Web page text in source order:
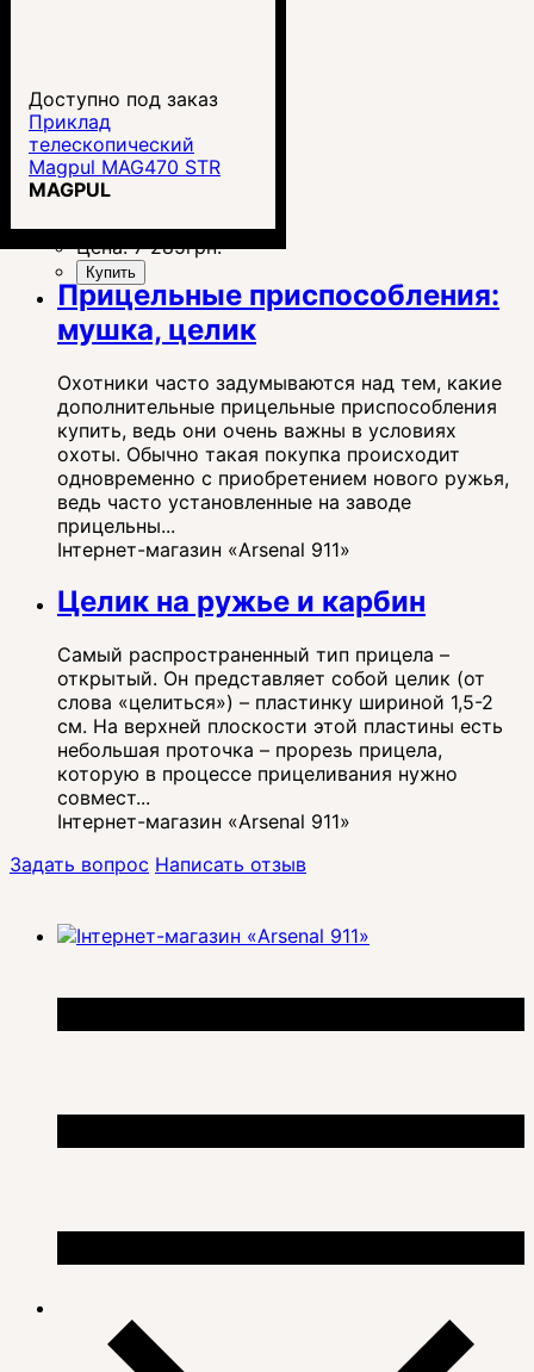
Доступно под заказ
Приклад
телескопический
Magpul MAG470 STR
Commercial
MAGPUL
Цена:7 285грн.
Купить
Прицельные приспособления:
мушка, целик
Охотники часто задумываются над тем, какие
дополнительные прицельные приспособления
купить, ведь они очень важны в условиях
охоты. Обычно такая покупка происходит
одновременно с приобретением нового ружья,
ведь часто установленные на заводе
прицельны...
Інтернет-магазин «Arsenal 911»
Целик на ружье и карбин
Самый распространенный тип прицела –
открытый. Он представляет собой целик (от
слова «целиться») – пластинку шириной 1,5-2
см. На верхней плоскости этой пластины есть
небольшая проточка – прорезь прицела,
которую в процессе прицеливания нужно
совмест...
Інтернет-магазин «Arsenal 911»
Задать вопрос Написать отзыв